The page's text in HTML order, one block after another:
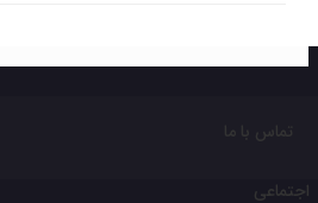
تماس با ما
اجتماعی